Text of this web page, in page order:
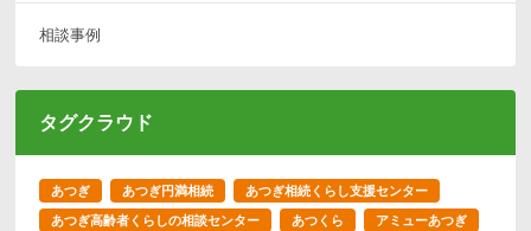
相談事例
タグクラウド
あつぎ あつぎ円満相続 あつぎ相続くらし支援センター
あつぎ高齢者くらしの相談センター あつくら アミューあつぎ